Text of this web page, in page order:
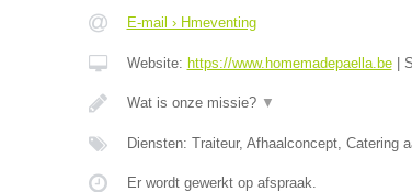
E-mail › Hmeventing
Website: https://www.homemadepaella.be|
Wat is onze missie? ▼
Diensten: Traiteur, Afhaalconcept, Catering
Er wordt gewerkt op afspraak.